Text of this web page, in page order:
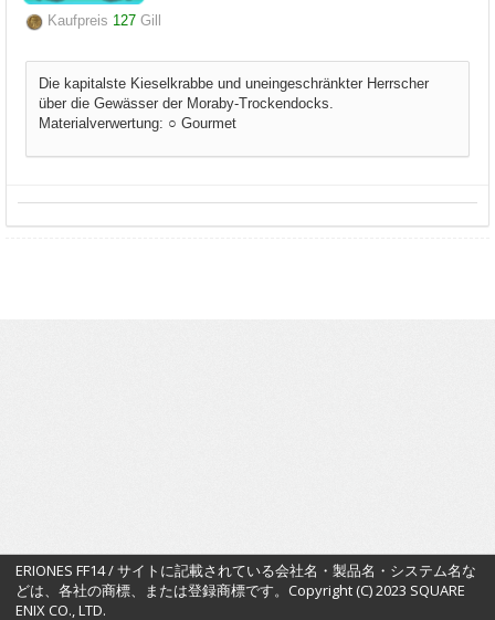
Kaufpreis 127 Gill
Die kapitalste Kieselkrabbe und uneingeschränkter Herrscher
über die Gewässer der Moraby-Trockendocks.
Materialverwertung: ○ Gourmet
ERIONES FF14 / サイトに記載されている会社名・製品名・システム名な
どは、各社の商標、または登録商標です。Copyright (C) 2023 SQUARE
ENIX CO., LTD.